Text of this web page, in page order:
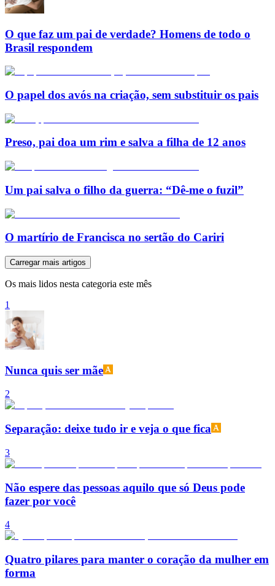
O que faz um pai de verdade? Homens de todo o
Brasil respondem
O papel dos avós na criação, sem substituir os pais
Preso, pai doa um rim e salva a filha de 12 anos
Um pai salva o filho da guerra: “Dê-me o fuzil”
O martírio de Francisca no sertão do Cariri
Carregar mais artigos
Os mais lidos nesta categoria este mês
1
Nunca quis ser mãe
2
Separação: deixe tudo ir e veja o que fica
3
Não espere das pessoas aquilo que só Deus pode
fazer por você
4
Quatro pilares para manter o coração da mulher em
forma